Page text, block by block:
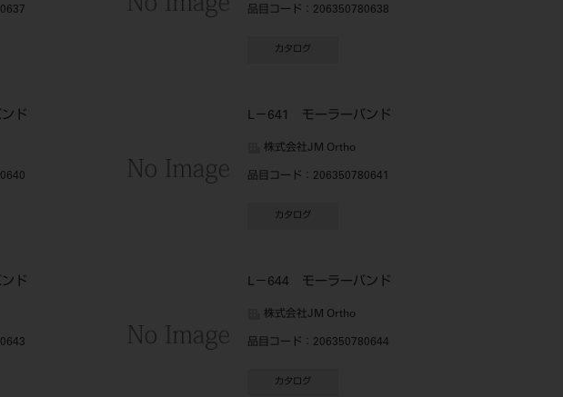
品目コード ：206350780638
カタログ
ド L－641 モーラーバンド
株式会社JM Ortho
品目コード ：206350780641
カタログ
ド L－644 モーラーバンド
株式会社JM Ortho
品目コード ：206350780644
カタログ